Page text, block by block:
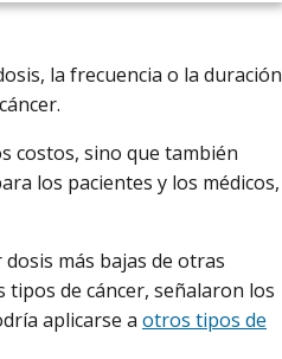
la frecuencia o la duración
costos, sino que también
los pacientes y los médicos,
más bajas de otras
tipos de cáncer, señalaron los
aplicarse a otros tipos de